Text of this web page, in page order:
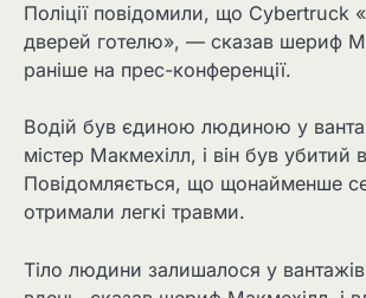
Поліції повідомили, що Cybertruck
дверей готелю», — сказав шериф
раніше на прес-конференції.
Водій був єдиною людиною у
містер Макмехілл, і він був убитий
Повідомляється, що щонайменше
отримали легкі травми.
Тіло людини залишалося у